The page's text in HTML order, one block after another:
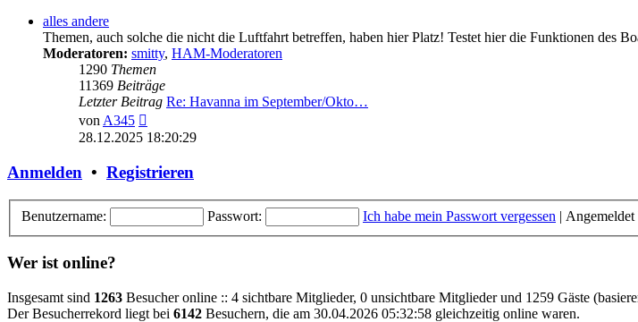
alles andere
Themen, auch solche die nicht die Luftfahrt betreffen, haben hier Platz! Testet hier die Funktionen des
Moderatoren: smitty, HAM-Moderatoren
1290 Themen
11369 Beiträge
Letzter Beitrag Re: Havanna im September/Okto…
vonA345
Beitrag
28.12.2025 18:20:29
Anmelden • Registrieren
Benutzername: Passwort: Ich habe mein Passwort vergessen | Angemeldet
Wer ist online?
Insgesamt sind 1263 Besucher online :: 4 sichtbare Mitglieder, 0 unsichtbare Mitglieder und 1259 Gäste
Der Besucherrekord liegt bei 6142 Besuchern, die am 30.04.2026 05:32:58 gleichzeitig online waren.